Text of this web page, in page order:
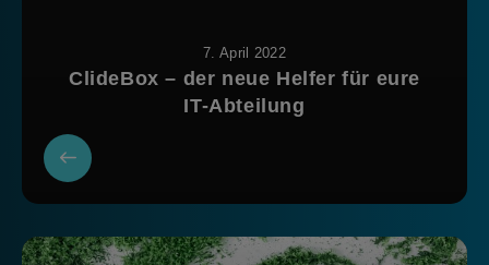
7. April 2022
ClideBox – der neue Helfer für eure
IT-Abteilung